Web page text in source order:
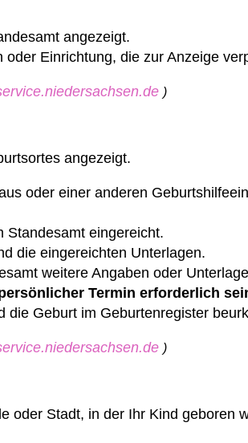
angezeigt.
Einrichtung, die zur Anzeige
)
angezeigt.
oder einer anderen
Standesamt eingereicht.
die eingereichten Unterlagen.
weitere Angaben oder
Termin erforderlich
die Geburt im Geburtenregister
)
oder Stadt, in der Ihr Kind geboren